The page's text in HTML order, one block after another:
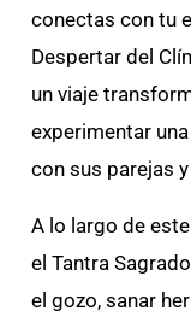
conectas con tu
Despertar del
un viaje
experimentar
con sus parejas
A lo largo de
el Tantra
el gozo, sanar